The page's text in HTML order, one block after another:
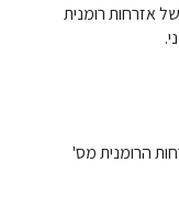
אזרחות רומנית
הרומנית מס'